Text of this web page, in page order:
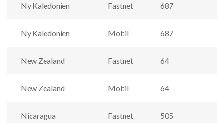
Ny Kaledonien Fastnet 687
Ny Kaledonien Mobil 687
New Zealand Fastnet 64
New Zealand Mobil 64
Nicaragua Fastnet 505